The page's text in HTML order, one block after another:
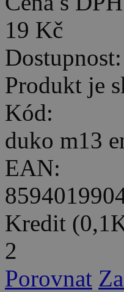
19 Kč
Dostupnost:
Produkt je
Kód:
duko m13
EAN:
Kredit
2
Porovnat